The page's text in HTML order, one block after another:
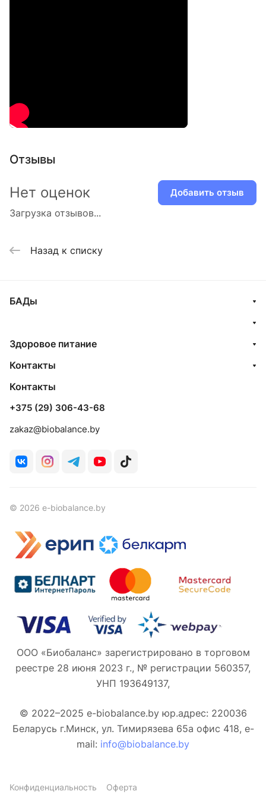
Отзывы
Загрузка отзывов...
Нет оценок Добавить отзыв
Назад к списку
БАДы
Здоровое питание
Контакты
Контакты
+375 (29) 306-43-68
zakaz@biobalance.by
© 2026 e-biobalance.by
ООО «Биобаланс» зарегистрировано в торговом
реестре 28 июня 2023 г., № регистрации 560357,
УНП 193649137,
© 2022–2025 e-biobalance.by юр.адрес: 220036
Беларусь г.Минск, ул. Тимирязева 65а офис 418, e-
mail: info@biobalance.by
Конфиденциальность Оферта